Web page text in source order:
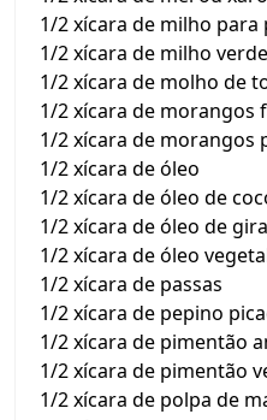
1/2 xícara de milho para
1/2 xícara de milho verde
1/2 xícara de molho de
1/2 xícara de morangos
1/2 xícara de morangos
1/2 xícara de óleo
1/2 xícara de óleo de
1/2 xícara de óleo de
1/2 xícara de óleo
1/2 xícara de passas
1/2 xícara de pepino
1/2 xícara de pimentão
1/2 xícara de pimentão
1/2 xícara de polpa de